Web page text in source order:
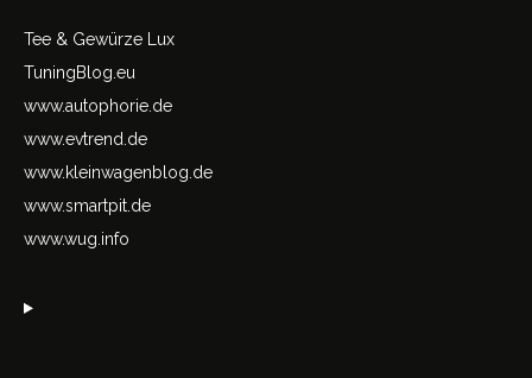
Tee & Gewürze Lux
TuningBlog.eu
www.autophorie.de
www.evtrend.de
www.kleinwagenblog.de
www.smartpit.de
www.wug.info